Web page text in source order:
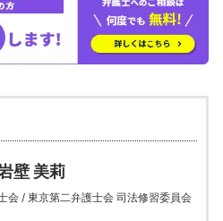
壁 美莉
会 / 東京第二弁護士会 司法修習委員会